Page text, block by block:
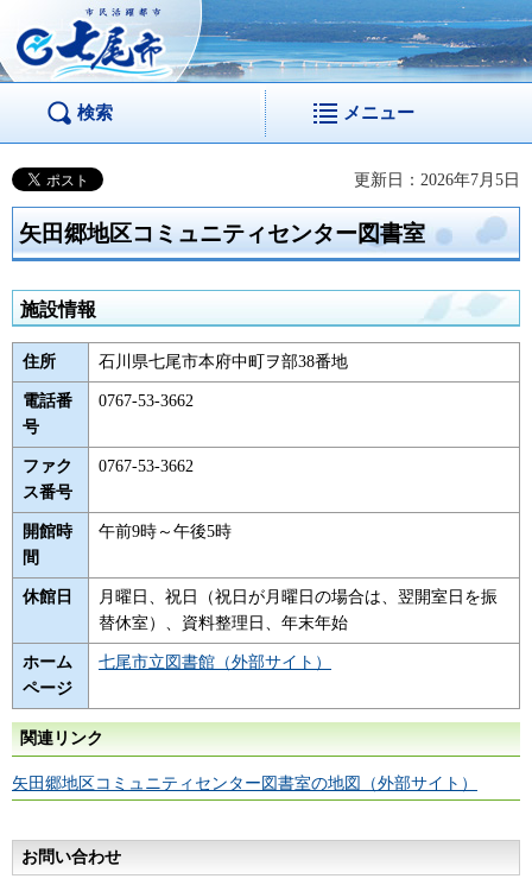
市民活躍都市 七尾
市
検索 メニュー
更新日：2026年7月5日
矢田郷地区コミュニティセンター図書室
施設情報
住所 石川県七尾市本府中町ヲ部38番地
電話番
号
0767-53-3662
ファク
ス番号
0767-53-3662
開館時
間
午前9時～午後5時
休館日
月曜日、祝日（祝日が月曜日の場合は、翌開室日を振
替休室）、資料整理日、年末年始
ホーム
ページ
七尾市立図書館（外部サイト）
関連リンク
矢田郷地区コミュニティセンター図書室の地図（外部サイト）
お問い合わせ